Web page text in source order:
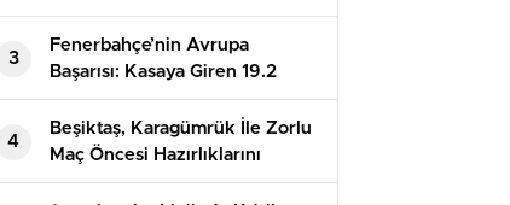
Getirdi
3
Fenerbahçe’nin Avrupa
Başarısı: Kasaya Giren 19.2
Milyon Euro!
4
Beşiktaş, Karagümrük İle Zorlu
Maç Öncesi Hazırlıklarını
Sürdürüyor